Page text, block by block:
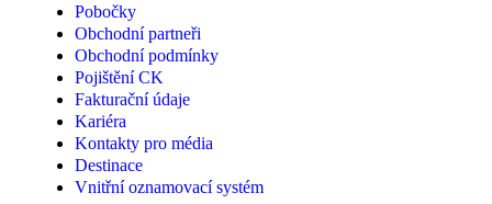
Pobočky
Obchodní partneři
Obchodní podmínky
Pojištění CK
Fakturační údaje
Kariéra
Kontakty pro média
Destinace
Vnitřní oznamovací systém